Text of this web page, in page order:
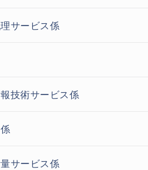
サービス係
技術サービス係
サービス係